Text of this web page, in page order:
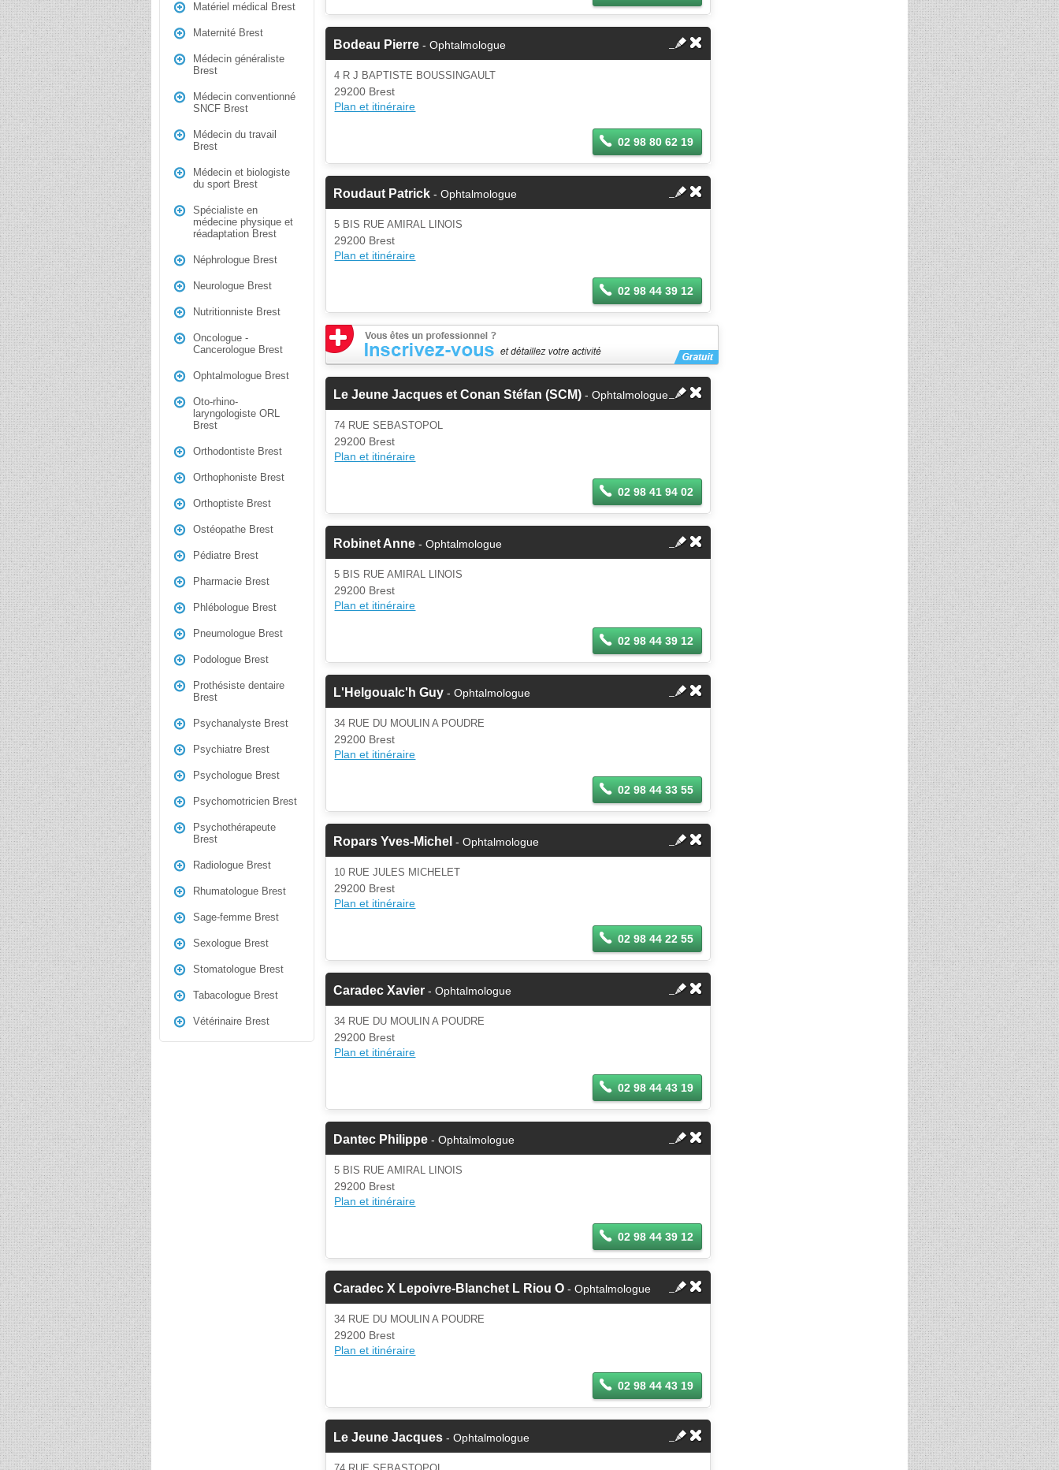
Matériel médical Brest
Maternité Brest
Médecin généraliste
Brest
Médecin conventionné
SNCF Brest
Médecin du travail
Brest
Médecin et biologiste
du sport Brest
Spécialiste en
médecine physique et
réadaptation Brest
Néphrologue Brest
Neurologue Brest
Nutritionniste Brest
Oncologue -
Cancerologue Brest
Ophtalmologue Brest
Oto-rhino-
laryngologiste ORL
Brest
Orthodontiste Brest
Orthophoniste Brest
Orthoptiste Brest
Ostéopathe Brest
Pédiatre Brest
Pharmacie Brest
Phlébologue Brest
Pneumologue Brest
Podologue Brest
Prothésiste dentaire
Brest
Psychanalyste Brest
Psychiatre Brest
Psychologue Brest
Psychomotricien Brest
Psychothérapeute
Brest
Radiologue Brest
Rhumatologue Brest
Sage-femme Brest
Sexologue Brest
Stomatologue Brest
Tabacologue Brest
Vétérinaire Brest
Bodeau Pierre - Ophtalmologue
4 R J BAPTISTE BOUSSINGAULT
29200 Brest
Plan et itinéraire
02 98 80 62 19
Roudaut Patrick - Ophtalmologue
5 BIS RUE AMIRAL LINOIS
29200 Brest
Plan et itinéraire
02 98 44 39 12
Le Jeune Jacques et Conan Stéfan (SCM) - Ophtalmologue
74 RUE SEBASTOPOL
29200 Brest
Plan et itinéraire
02 98 41 94 02
Robinet Anne - Ophtalmologue
5 BIS RUE AMIRAL LINOIS
29200 Brest
Plan et itinéraire
02 98 44 39 12
L'Helgoualc'h Guy - Ophtalmologue
34 RUE DU MOULIN A POUDRE
29200 Brest
Plan et itinéraire
02 98 44 33 55
Ropars Yves-Michel - Ophtalmologue
10 RUE JULES MICHELET
29200 Brest
Plan et itinéraire
02 98 44 22 55
Caradec Xavier - Ophtalmologue
34 RUE DU MOULIN A POUDRE
29200 Brest
Plan et itinéraire
02 98 44 43 19
Dantec Philippe - Ophtalmologue
5 BIS RUE AMIRAL LINOIS
29200 Brest
Plan et itinéraire
02 98 44 39 12
Caradec X Lepoivre-Blanchet L Riou O - Ophtalmologue
34 RUE DU MOULIN A POUDRE
29200 Brest
Plan et itinéraire
02 98 44 43 19
Le Jeune Jacques - Ophtalmologue